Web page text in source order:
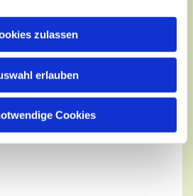
zulassen
erlauben
Cookies